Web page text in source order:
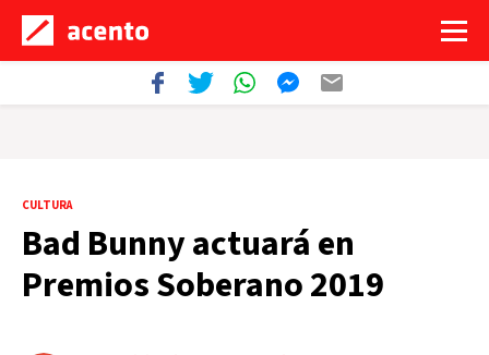
CULTURA
Bad Bunny actuará en
Premios Soberano 2019